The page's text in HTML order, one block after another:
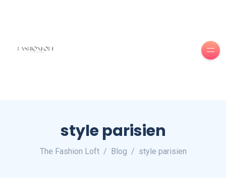
style parisien
The Fashion Loft Blog style parisien